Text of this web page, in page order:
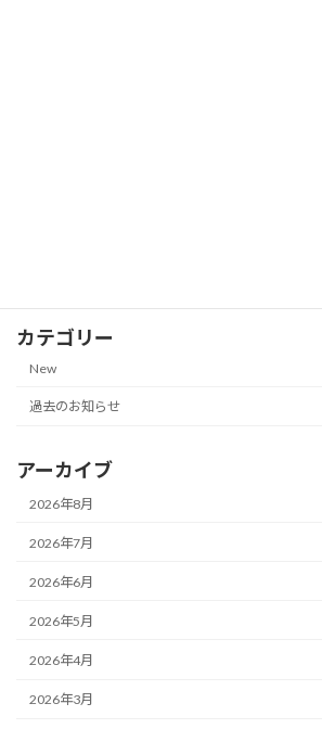
カテゴリー
New
過去のお知らせ
アーカイブ
2026年8月
2026年7月
2026年6月
2026年5月
2026年4月
2026年3月